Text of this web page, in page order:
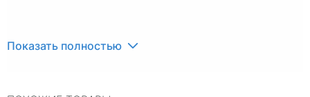
Показать полностью